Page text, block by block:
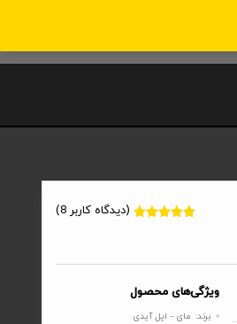
ویژگی‌های محصول
برند: مای – اپل آیدی
(دیدگاه کاربر 8
)